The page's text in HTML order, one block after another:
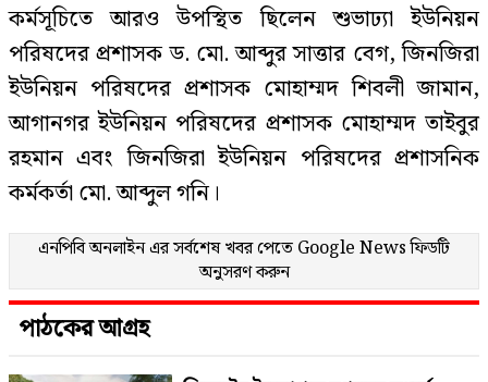
কর্মসূচিতে আরও উপস্থিত ছিলেন শুভাঢ্যা ইউনিয়ন
পরিষদের প্রশাসক ড. মো. আব্দুর সাত্তার বেগ, জিনজিরা
ইউনিয়ন পরিষদের প্রশাসক মোহাম্মদ শিবলী জামান,
আগানগর ইউনিয়ন পরিষদের প্রশাসক মোহাম্মদ তাইবুর
রহমান এবং জিনজিরা ইউনিয়ন পরিষদের প্রশাসনিক
কর্মকর্তা মো. আব্দুল গনি।
এনপিবি অনলাইন এর সর্বশেষ খবর পেতে Google Newsফিডটি
অনুসরণ করুন
পাঠকের আগ্রহ